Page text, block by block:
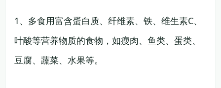
1、多食用富含蛋白质、纤维素、铁、维生素C、
叶酸等营养物质的食物，如瘦肉、鱼类、蛋类、
豆腐、蔬菜、水果等。